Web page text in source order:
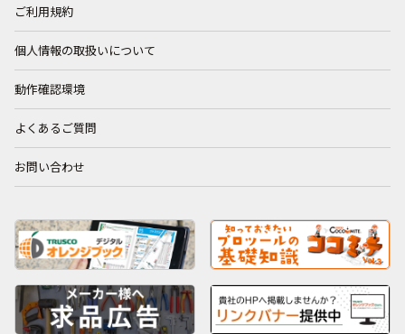
ご利用規約
個人情報の取扱いについて
動作確認環境
よくあるご質問
お問い合わせ